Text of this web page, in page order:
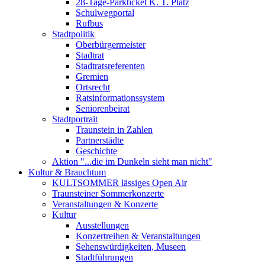
28-Tage-Parkticket K. T. Platz
Schulwegportal
Rufbus
Stadtpolitik
Oberbürgermeister
Stadtrat
Stadtratsreferenten
Gremien
Ortsrecht
Ratsinformationssystem
Seniorenbeirat
Stadtportrait
Traunstein in Zahlen
Partnerstädte
Geschichte
Aktion "...die im Dunkeln sieht man nicht"
Kultur & Brauchtum
KULTSOMMER lässiges Open Air
Traunsteiner Sommerkonzerte
Veranstaltungen & Konzerte
Kultur
Ausstellungen
Konzertreihen & Veranstaltungen
Sehenswürdigkeiten, Museen
Stadtführungen